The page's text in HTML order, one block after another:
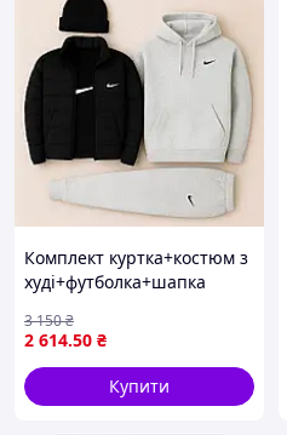
Комплект куртка+костюм з
худі+футболка+шапка
2 614.50 ₴
3 150₴
Купити